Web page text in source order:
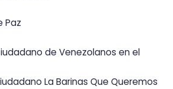
Paz
de Venezolanos en el
La Barinas Que Queremos